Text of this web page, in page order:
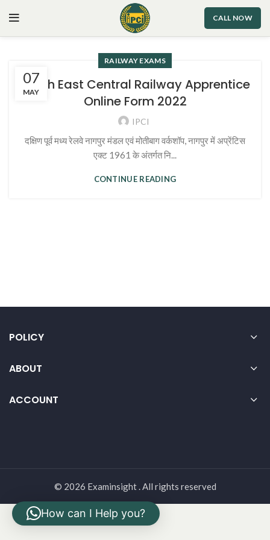
CALL NOW
07
MAY
RAILWAY EXAMS
South East Central Railway Apprentice
Online Form 2022
IPCI
दक्षिण पूर्व मध्य रेलवे नागपुर मंडल एवं मोतीबाग वर्कशॉप, नागपुर में अप्रेंटिस
एक्ट 1961 के अंतर्गत नि...
CONTINUE READING
POLICY
ABOUT
ACCOUNT
© 2026 Examinsight . All rights reserved
How can I Help you?